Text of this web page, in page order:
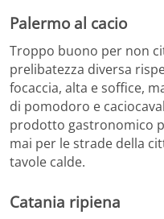
Palermo al cacio
Troppo buono per non
prelibatezza diversa
focaccia, alta e soffice,
di pomodoro e
prodotto gastronomico
mai per le strade della
tavole calde.
Catania ripiena